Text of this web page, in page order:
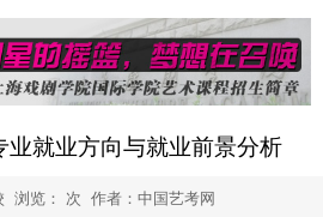
就业方向与就业前景分析
浏览： 次 作者： 中国艺考网